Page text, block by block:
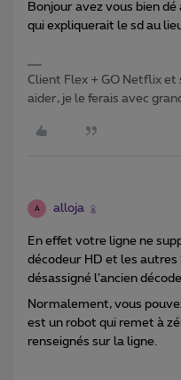
Bonjour avez vous bien dé
qui expliquerait le sd au
Client Flex + GO Netflix
aider, je le ferais avec
A alloja
En effet votre ligne ne
décodeur HD et les autres
désassigné l’ancien
Normalement, vous
est un robot qui remet à
renseignés sur la ligne.